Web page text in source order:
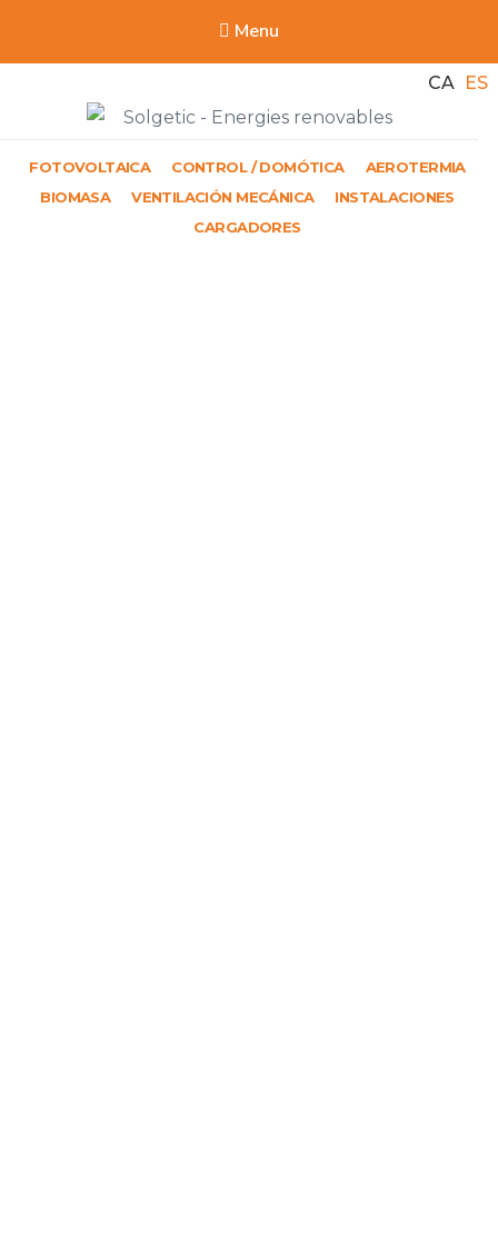
Menu
Serveis de energies renovables per a edificis
CA ES
FOTOVOLTAICA CONTROL / DOMÓTICA
AEROTERMIA
BIOMASA
VENTILACIÓN MECÁNICA
INSTALACIONES
CARGADORES